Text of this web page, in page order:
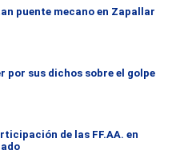
puente mecano en Zapallar
sus dichos sobre el golpe
de las FF.AA. en